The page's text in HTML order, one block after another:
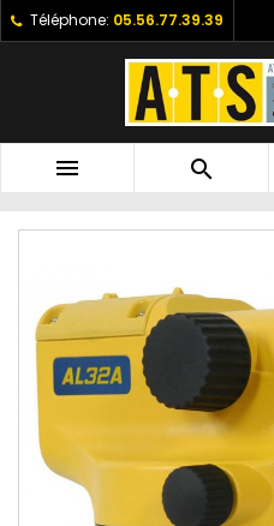
Téléphone: 05.56.77.39.39
 